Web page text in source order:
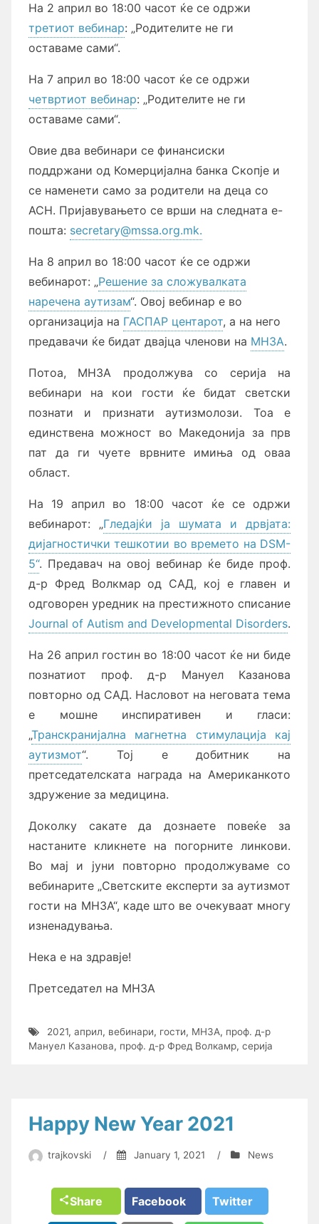
На 2 април во 18:00 часот ќе се одржи
третиот вебинар: „Родителите не ги
оставаме сами“.
На 7 април во 18:00 часот ќе се одржи
четвртиот вебинар: „Родителите не ги
оставаме сами“.
Овие два вебинари се финансиски
поддржани од Комерцијална банка Скопје и
се наменети само за родители на деца со
АСН. Пријавувањето се врши на следната е-
пошта: secretary@mssa.org.mk.
На 8 април во 18:00 часот ќе се одржи
вебинарот: „Решение за сложувалката
наречена аутизам“. Овој вебинар е во
организација на ГАСПАР центарот, а на него
предавачи ќе бидат двајца членови на МНЗА.
Потоа, МНЗА продолжува со серија на
вебинари на кои гости ќе бидат светски
познати и признати аутизмолози. Тоа е
единствена можност во Македонија за прв
пат да ги чуете врвните имиња од оваа
област.
На 19 април во 18:00 часот ќе се одржи
вебинарот: „Гледајќи ја шумата и дрвјата:
дијагностички тешкотии во времето на DSM-
5“. Предавач на овој вебинар ќе биде проф.
д-р Фред Волкмар од САД, кој е главен и
одговорен уредник на престижното списание
Journal of Autism and Developmental Disorders.
На 26 април гостин во 18:00 часот ќе ни биде
познатиот проф. д-р Мануел Казанова
повторно од САД. Насловот на неговата тема
е мошне инспиративен и гласи:
„Транскранијална магнетна стимулација кај
аутизмот“. Тој е добитник на
претседателската награда на Американкото
здружение за медицина.
Доколку сакате да дознаете повеќе за
настаните кликнете на погорните линкови.
Во мај и јуни повторно продолжуваме со
вебинарите „Светските експерти за аутизмот
гости на МНЗА“, каде што ве очекуваат многу
изненадувања.
Нека е на здравје!
Претседател на МНЗА
2021, април, вебинари, гости, МНЗА, проф. д-р
Мануел Казанова, проф. д-р Фред Волкамр, серија
Happy New Year 2021
trajkovski / January 1, 2021 / News
Share Facebook Twitter